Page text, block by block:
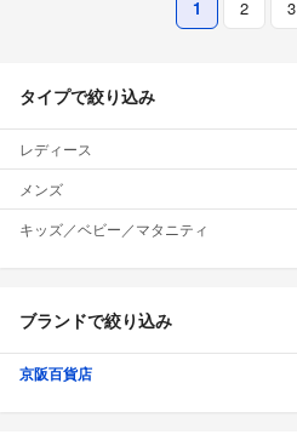
1 2 3
タイプで絞り込み
レディース
メンズ
キッズ／ベビー／マタニティ
ブランドで絞り込み
京阪百貨店